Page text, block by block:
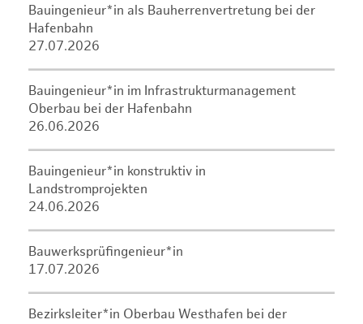
Bauingenieur*in als Bauherrenvertretung bei der
Hafenbahn
27.07.2026
Bauingenieur*in im Infrastrukturmanagement
Oberbau bei der Hafenbahn
26.06.2026
Bauingenieur*in konstruktiv in
Landstromprojekten
24.06.2026
Bauwerksprüfingenieur*in
17.07.2026
Bezirksleiter*in Oberbau Westhafen bei der